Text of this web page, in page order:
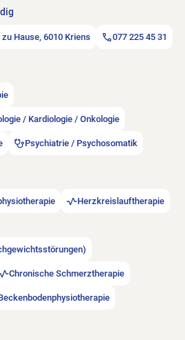
Hause, 6010 Kriens 077 225 45 31
/ Kardiologie / Onkologie
Psychiatrie / Psychosomatik
Herzkreislauftherapie
Chronische Schmerztherapie